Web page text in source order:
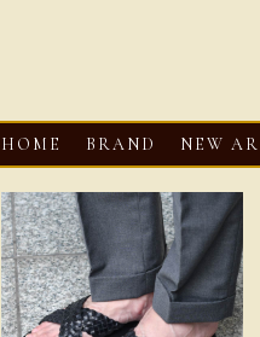
HOME BRAND NEW